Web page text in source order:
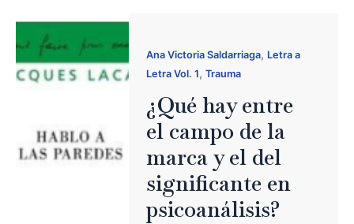
Ana Victoria Saldarriaga, Letra a
Letra Vol. 1, Trauma
¿Qué hay entre
el campo de la
marca y el del
significante en
psicoanálisis?